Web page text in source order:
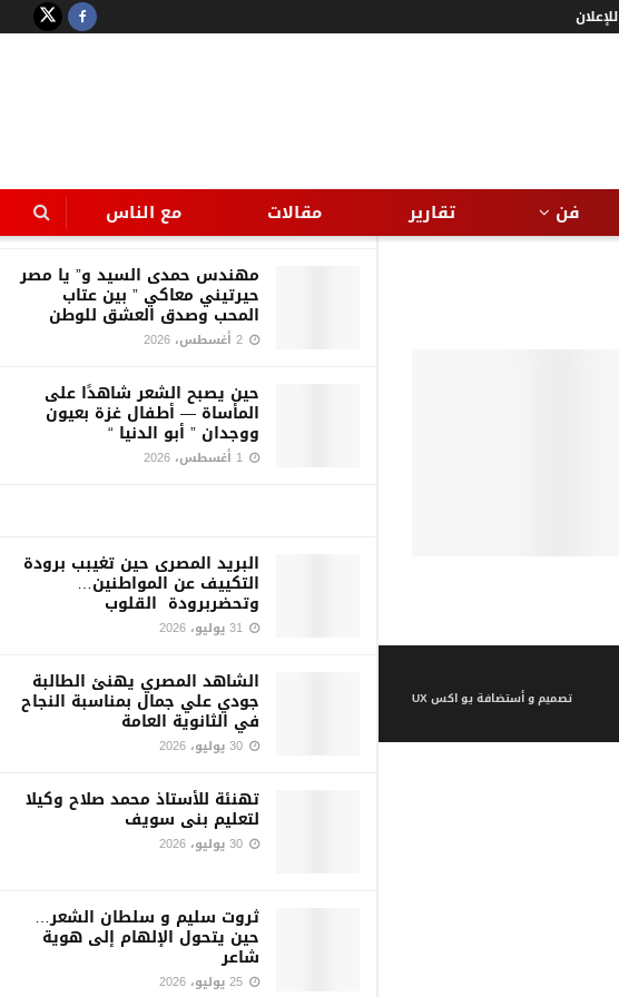
LATEST
أسباب الزلزال الأخير
مهندس حمدى السيد و” يا مصر
حيرتيني معاكي ” بين عتاب
المحب وصدق العشق للوطن
حين يصبح الشعر شاهدًا على
المأساة — أطفال غزة بعيون
ووجدان ” أبو الدنيا “
البريد المصرى حين تغيبب برودة
التكييف عن المواطنين…
وتحضربرودة القلوب
الشاهد المصري يهنئ الطالبة
جودي علي جمال بمناسبة النجاح
في الثانوية العامة
تهنئة للأستاذ محمد صلاح وكيلا
لتعليم بنى سويف
ثروت سليم و سلطان الشعر…
حين يتحول الإلهام إلى هوية
شاعر
للإعلان
فن تقارير مقالات مع الناس
تصميم و أستضافة يو اكس UX